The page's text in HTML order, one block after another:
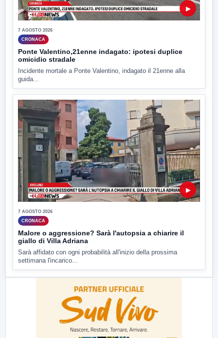
▶
7 AGOSTO 2026
CRONACA
Ponte Valentino,21enne indagato: ipotesi duplice
omicidio stradale
Incidente mortale a Ponte Valentino, indagato il 21enne alla
guida...
▶
7 AGOSTO 2026
CRONACA
Malore o aggressione? Sarà l'autopsia a chiarire il
giallo di Villa Adriana
Sarà affidato con ogni probabilità all'inizio della prossima
settimana l'incarico...